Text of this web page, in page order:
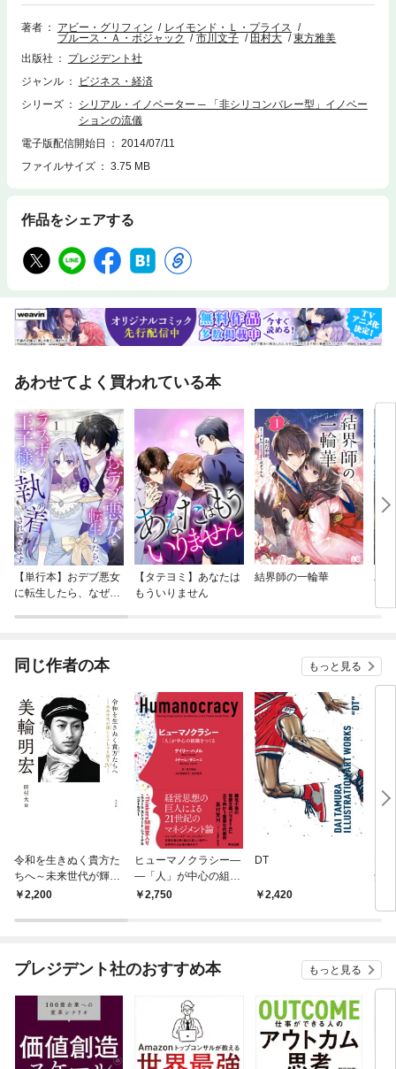
3）企業内の煩雑な手続きを突破し、 4）画期的な製品やサービスとし
て市場に送り出す――この過程を何度も繰り返せる人材、それが「シリア
ル・イノベーター」である。専門・細分化され、高いピラミッド構造を成
す大企業の組織の中にあって、次々と画期的なブレークスルーを生み出す
企業の幅広い業種に渡って調査し、 行動・心理特性を分析、彼らが能力を
発揮する環境を明らかにし、 またその発掘・育成からマネジメントのあり
方に至るまでを詳述した労作。 P&G、ヒューレット・パッカード、キャタ
イノベーションを巻き起こすまでを描いたケースも豊富に紹介。 附録「シ
リアル・イノベーターを特定するための質問例」を巻末に掲載。成熟企業
第1章：成熟企業のブレークスルー・イノベーション◆第2章：イノベータ
ー主導型プロセスとは◆第3章：顧客とのエンゲージメントを築く◆第4
章：信頼と尊敬で組織を動かす◆第5章：シリアル・イノベーターの特性◆
第6章：シリアル・イノベーターはどこにいるか？◆第7章：才能のマネジ
メント◆第8章：読者へのラブレター
著者 アビー・グリフィン
レイモンド・Ｌ・プライス
ブルース・Ａ・ボジャック
市川文子 田村大
東方雅美
出版社
プレジデント社
ジャンル
ビジネス・経済
シリーズ
シリアル・イノベーター ─ 「非シリコンバレー型」イノベー
ションの流儀
電子版配信開始日
2014/07/11
ファイルサイズ
3.75 MB
作品をシェアする
あわせてよく買われている本
【単行本】おデブ悪女
に転生したら、なぜか
【タテヨミ】あなたは
もういりません
結界師の一輪華
バ
今
同じ作者の本 もっと見る
令和を生きぬく貴方た
ちへ～未来世代が輝く
ミワちゃま語り20～
2,200
ヒューマノクラシー―
―「人」が中心の組織
をつくる
2,750
DT
2,420
知
プレジデント社のおすすめ本 もっと見る